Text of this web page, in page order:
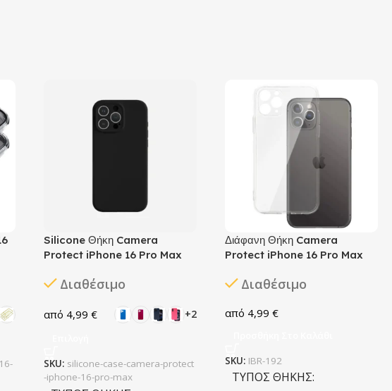
Silicone Θήκη Camera
Protect iPhone 16 Pro Max
Διαθέσιμο
4,99€ +2
SKU: silicone-case-camera-protect
-iphone-16-pro-max
Διάφανη Θήκη Camera
Protect iPhone 16 Pro Max
Διαθέσιμο
4,99€
SKU: IBR-192
ΤΎΠΟΣ ΘΉΚΗΣ